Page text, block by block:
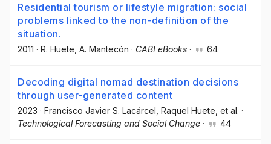
Residential tourism or lifestyle migration: social
problems linked to the non-definition of the
situation.
2011 · R. Huete , A. Mantecón · CABI eBooks · 64
Decoding digital nomad destination decisions
through user-generated content
2023 · Francisco Javier S. Lacárcel , Raquel Huete , et al. ·
Technological Forecasting and Social Change · 44